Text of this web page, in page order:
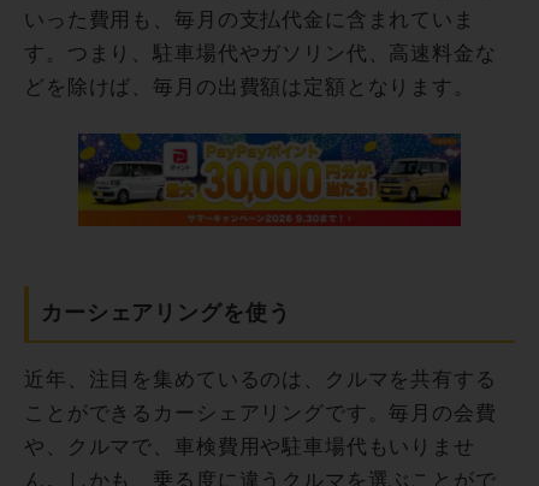
いった費用も、毎月の支払代金に含まれていま
す。つまり、駐車場代やガソリン代、高速料金な
どを除けば、毎月の出費額は定額となります。
カーシェアリングを使う
近年、注目を集めているのは、クルマを共有する
ことができるカーシェアリングです。毎月の会費
や、クルマで、車検費用や駐車場代もいりませ
ん。しかも、乗る度に違うクルマを選ぶことがで